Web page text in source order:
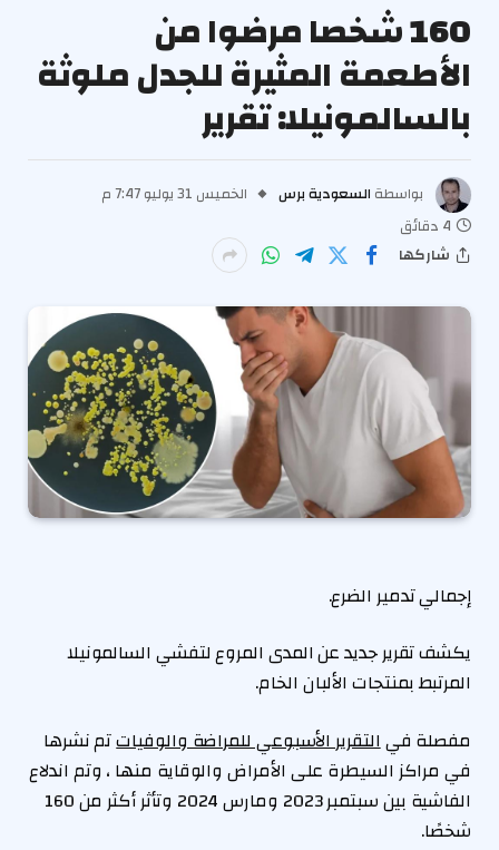
160 شخصا مرضوا من
الأطعمة المثيرة للجدل ملوثة
بالسالمونيلا: تقرير
بواسطة السعودية برس
الخميس 31 يوليو 7:47 م
4 دقائق
شاركها
إجمالي تدمير الضرع.
يكشف تقرير جديد عن المدى المروع لتفشي السالمونيلا
المرتبط بمنتجات الألبان الخام.
مفصلة فيالتقرير الأسبوعي للمراضة والوفياتتم نشرها
في مراكز السيطرة على الأمراض والوقاية منها ، وتم اندلاع
الفاشية بين سبتمبر 2023 ومارس 2024 وتأثر أكثر من 160
شخصًا.